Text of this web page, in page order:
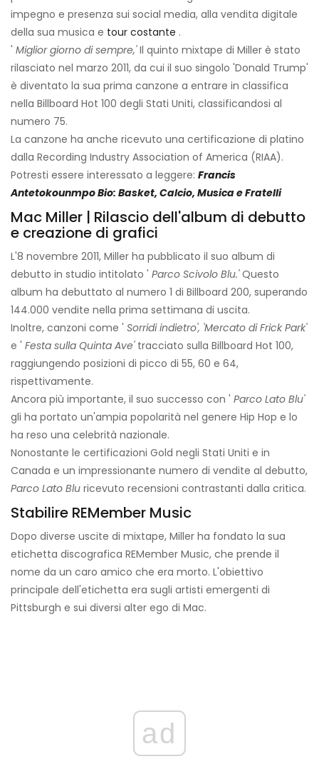
impegno e presenza sui social media, alla vendita digitale
della sua musica e tour costante .
' Miglior giorno di sempre,'Il quinto mixtape di Miller è stato
rilasciato nel marzo 2011, da cui il suo singolo 'Donald Trump'
è diventato la sua prima canzone a entrare in classifica
nella Billboard Hot 100 degli Stati Uniti, classificandosi al
numero 75.
La canzone ha anche ricevuto una certificazione di platino
dalla Recording Industry Association of America (RIAA).
Potresti essere interessato a leggere: Francis
Antetokounmpo Bio: Basket, Calcio, Musica e Fratelli
Mac Miller | Rilascio dell'album di debutto
e creazione di grafici
L'8 novembre 2011, Miller ha pubblicato il suo album di
debutto in studio intitolato ' Parco Scivolo Blu.'Questo
album ha debuttato al numero 1 di Billboard 200, superando
144.000 vendite nella prima settimana di uscita.
Inoltre, canzoni come ' Sorridi indietro', 'Mercato di Frick Park'
e ' Festa sulla Quinta Ave'tracciato sulla Billboard Hot 100,
raggiungendo posizioni di picco di 55, 60 e 64,
rispettivamente.
Ancora più importante, il suo successo con ' Parco Lato Blu'
gli ha portato un'ampia popolarità nel genere Hip Hop e lo
ha reso una celebrità nazionale.
Nonostante le certificazioni Gold negli Stati Uniti e in
Canada e un impressionante numero di vendite al debutto,
Parco Lato Blu ricevuto recensioni contrastanti dalla critica.
Stabilire REMember Music
Dopo diverse uscite di mixtape, Miller ha fondato la sua
etichetta discografica REMember Music, che prende il
nome da un caro amico che era morto. L'obiettivo
principale dell'etichetta era sugli artisti emergenti di
Pittsburgh e sui diversi alter ego di Mac.
ad